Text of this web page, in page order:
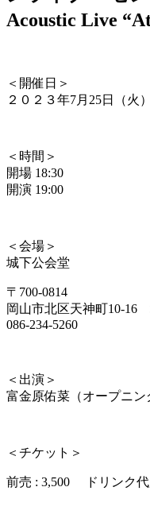
Acoustic Live
＜開催日＞
２０２３年7月25日（火）
＜時間＞
開場 18:30
開演 19:00
＜会場＞
城下公会堂
〒700-0814
岡山市北区天神町10-16
086-234-5260
＜出演＞
富金原佑菜（オープニ
＜チケット＞
前売 : 3,500 ドリンク